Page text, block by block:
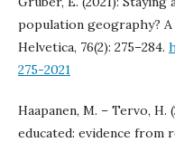
population geography?
Helvetica, 76(2): 275–284.
275-2021
Haapanen, M. – Tervo,
educated: evidence from